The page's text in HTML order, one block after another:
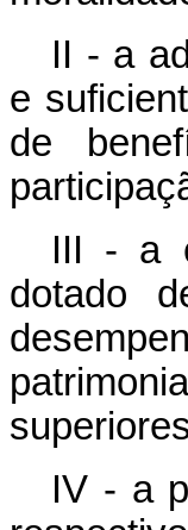
II - a
e
de
III - a
dotado
IV - a